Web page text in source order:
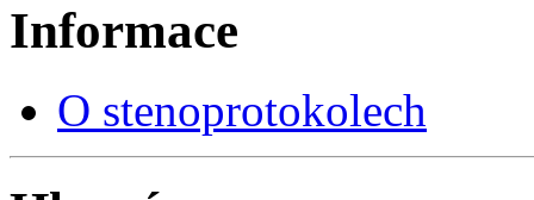
Informace
O stenoprotokolech